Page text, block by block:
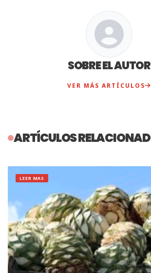
SOBRE EL AUTOR
VER MÁS ARTÍCULOS
ARTÍCULOS
LEER MAS